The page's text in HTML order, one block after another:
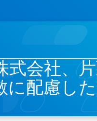
式会社、
に配慮し